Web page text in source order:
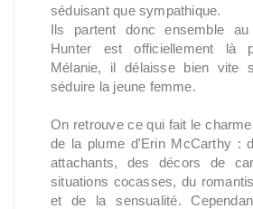
séduisant que sympathique.
Ils partent donc ensemble
Hunter est officiellement là
Mélanie, il délaisse bien vite
séduire la jeune femme.
On retrouve ce qui fait le
de la plume d'Erin McCarthy :
attachants, des décors de
situations cocasses, du
et de la sensualité.